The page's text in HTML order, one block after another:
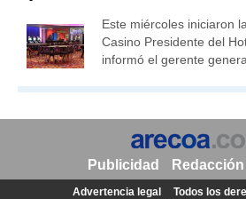
Este miércoles iniciaron
Casino Presidente del
informó el gerente
Publicidad Redacción
Advertencia legal
Todos los